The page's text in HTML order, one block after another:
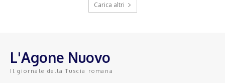
Carica altri
L'Agone Nuovo
Il giornale della Tuscia romana